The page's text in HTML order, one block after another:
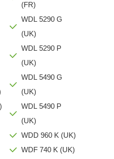
(FR)
WDL 5290 G
(UK)
WDL 5290 P
(UK)
WDL 5490 G
(UK)
WDL 5490 P
(UK)
WDD 960 K (UK)
WDF 740 K (UK)